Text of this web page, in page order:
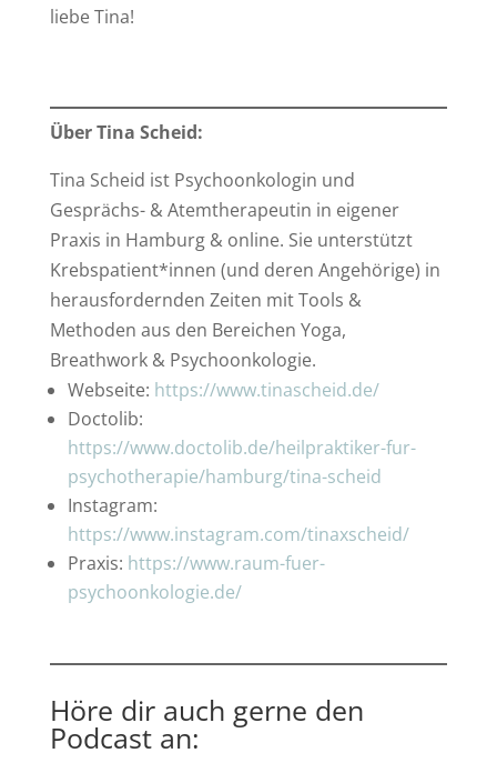
liebe Tina!
Über Tina Scheid:
Tina Scheid ist Psychoonkologin und
Gesprächs- & Atemtherapeutin in eigener
Praxis in Hamburg & online. Sie unterstützt
Krebspatient*innen (und deren Angehörige) in
herausfordernden Zeiten mit Tools &
Methoden aus den Bereichen Yoga,
Breathwork & Psychoonkologie.
Webseite: https://www.tinascheid.de/
Doctolib:
https://www.doctolib.de/heilpraktiker-fur-
psychotherapie/hamburg/tina-scheid
Instagram:
https://www.instagram.com/tinaxscheid/
Praxis: https://www.raum-fuer-
psychoonkologie.de/
Höre dir auch gerne den
Podcast an: